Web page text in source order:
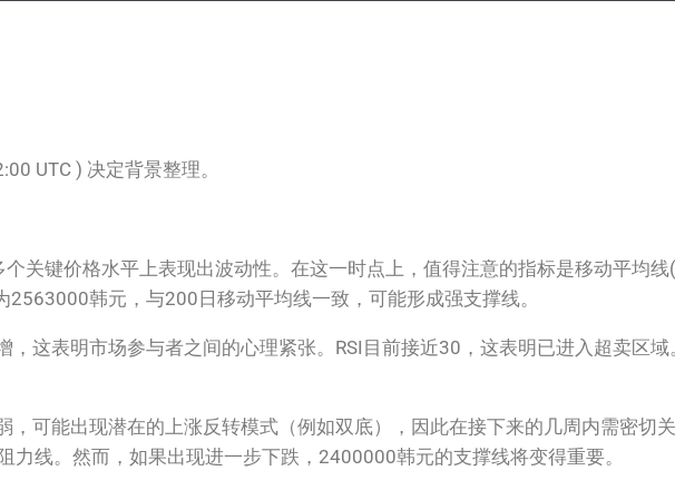
UTC ) 决定背景整理。
关键价格水平上表现出波动性。在这一时点上，值得注意的指标是移动平均线
2563000韩元，与200日移动平均线一致，可能形成强支撑线。
，这表明市场参与者之间的心理紧张。RSI目前接近30，这表明已进入超卖区
，可能出现潜在的上涨反转模式（例如双底），因此在接下来的几周内需密切
线。然而，如果出现进一步下跌，2400000韩元的支撑线将变得重要。